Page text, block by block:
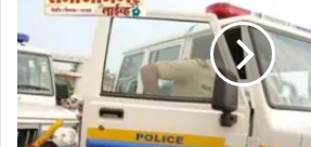
घेण्यासाठी
जात
वैधता
प्रमाणपत्र
बंधनकारक
धंद्यांना
चाप,
शिवूर
बंगला
परिसरात